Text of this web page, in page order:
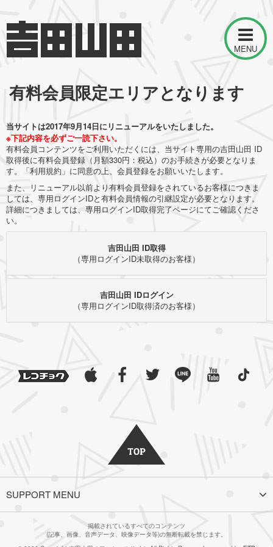
MENU
有料会員限定エリアとなります
当サイトは2017年9月14日にリニューアルをいたしました。
※下記内容を必ずご一読下さい。
有料会員コンテンツをご利用いただくには、当サイト専用の吉田山田 ID
取得後に有料会員登録（月額330円：税込）のお手続きが必要となりま
す。「利用規約」に同意の上、会員登録をお願いいたします。
また、リニューアル以前より有料会員登録をされているお客様につきま
しては、専用ログインIDと有料会員情報の引継設定が必要となります。
詳細につきましては、専用ログインID取得完了ページにてご確認くださ
い。
吉田山田 ID取得
（専用ログインID未取得のお客様）
吉田山田 IDログイン
（専用ログインID取得済のお客様）
SUPPORT MENU
掲載されているすべてのコンテンツ
(記事、画像、音声データ、映像データ等)の無断転載を禁じます。